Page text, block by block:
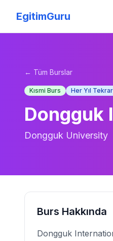
EgitimGuru
← Tüm Burslar
Kısmi Burs Her Yıl
Dongguk
Dongguk University
Burs Hakkında
Dongguk